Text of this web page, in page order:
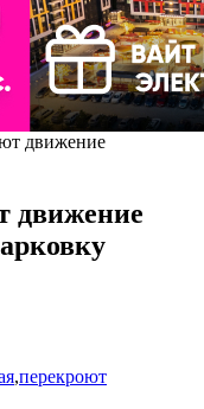
движение
движение
,перекроют